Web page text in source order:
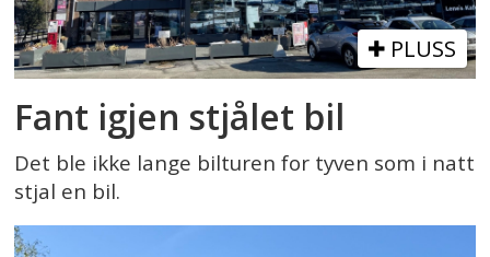
PLUSS
Fant igjen stjålet bil
Det ble ikke lange bilturen for tyven som i natt
stjal en bil.